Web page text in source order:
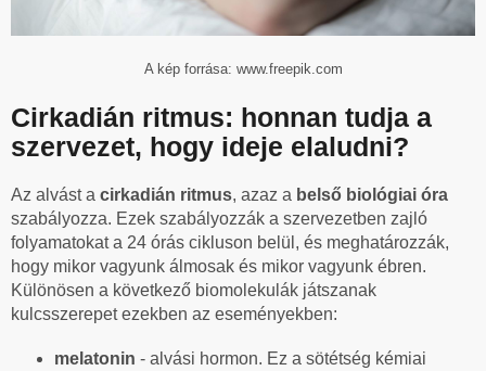
A kép forrása: www.freepik.com
Cirkadián ritmus: honnan tudja a
szervezet, hogy ideje elaludni?
Az alvást a cirkadián ritmus, azaz a belső biológiai óra
szabályozza. Ezek szabályozzák a szervezetben zajló
folyamatokat a 24 órás cikluson belül, és meghatározzák,
hogy mikor vagyunk álmosak és mikor vagyunk ébren.
Különösen a következő biomolekulák játszanak
kulcsszerepet ezekben az eseményekben:
melatonin - alvási hormon. Ez a sötétség kémiai